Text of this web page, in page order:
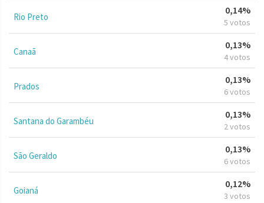
Rio Preto
0,14%
5 votos
Canaã
0,13%
4 votos
Prados
0,13%
6 votos
Santana do Garambéu
0,13%
2 votos
São Geraldo
0,13%
6 votos
Goianá
0,12%
3 votos